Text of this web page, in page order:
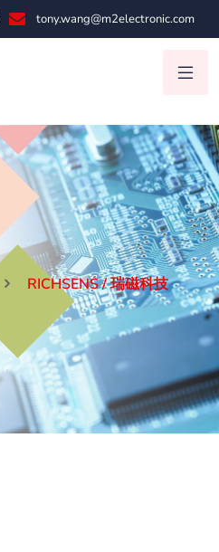
tony.wang@m2electronic.com
RICHSENS / 瑞磁科技